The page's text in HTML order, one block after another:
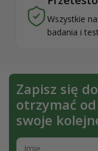
Wszystkie
badania i
Zapisz się
otrzymać
swoje